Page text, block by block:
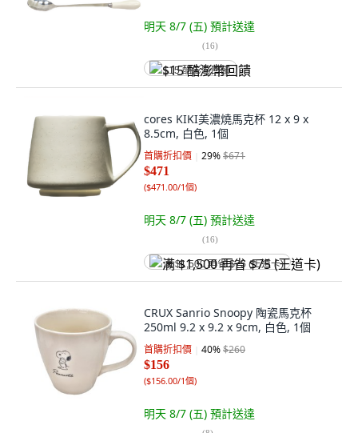
明天 8/7 (五) 預計送達
(16)
$15 酷澎幣回饋
cores KIKI美濃燒馬克杯 12 x 9 x
8.5cm, 白色, 1個
首購折扣價 29%$671
$471
($471.00/1個)
明天 8/7 (五) 預計送達
(16)
满 $1,500 再省 $75 (王道卡)
CRUX Sanrio Snoopy 陶瓷馬克杯
250ml 9.2 x 9.2 x 9cm, 白色, 1個
首購折扣價 40%$260
$156
($156.00/1個)
明天 8/7 (五) 預計送達